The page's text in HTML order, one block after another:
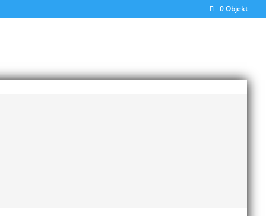
0 Objekt
UVM för 17-åringar
medaljchans. JVM-finalisten från i fjol hoppade
upp mot 7.80 – 7.90.